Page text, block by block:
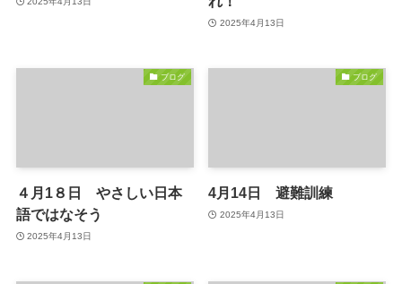
2025年4月13日
ブログ
４月1８日 やさしい日本
語ではなそう
2025年4月13日
ブログ
4月14日 避難訓練
2025年4月13日